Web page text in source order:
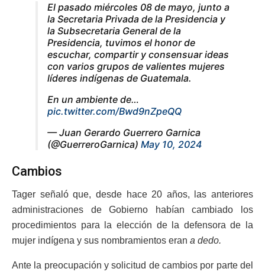
El pasado miércoles 08 de mayo, junto a
la Secretaria Privada de la Presidencia y
la Subsecretaria General de la
Presidencia, tuvimos el honor de
escuchar, compartir y consensuar ideas
con varios grupos de valientes mujeres
líderes indígenas de Guatemala.
En un ambiente de…
pic.twitter.com/Bwd9nZpeQQ
— Juan Gerardo Guerrero Garnica
(@GuerreroGarnica) May 10, 2024
Cambios
Tager señaló que, desde hace 20 años, las anteriores
administraciones de Gobierno habían cambiado los
procedimientos para la elección de la defensora de la
mujer indígena y sus nombramientos eran a dedo.
Ante la preocupación y solicitud de cambios por parte del